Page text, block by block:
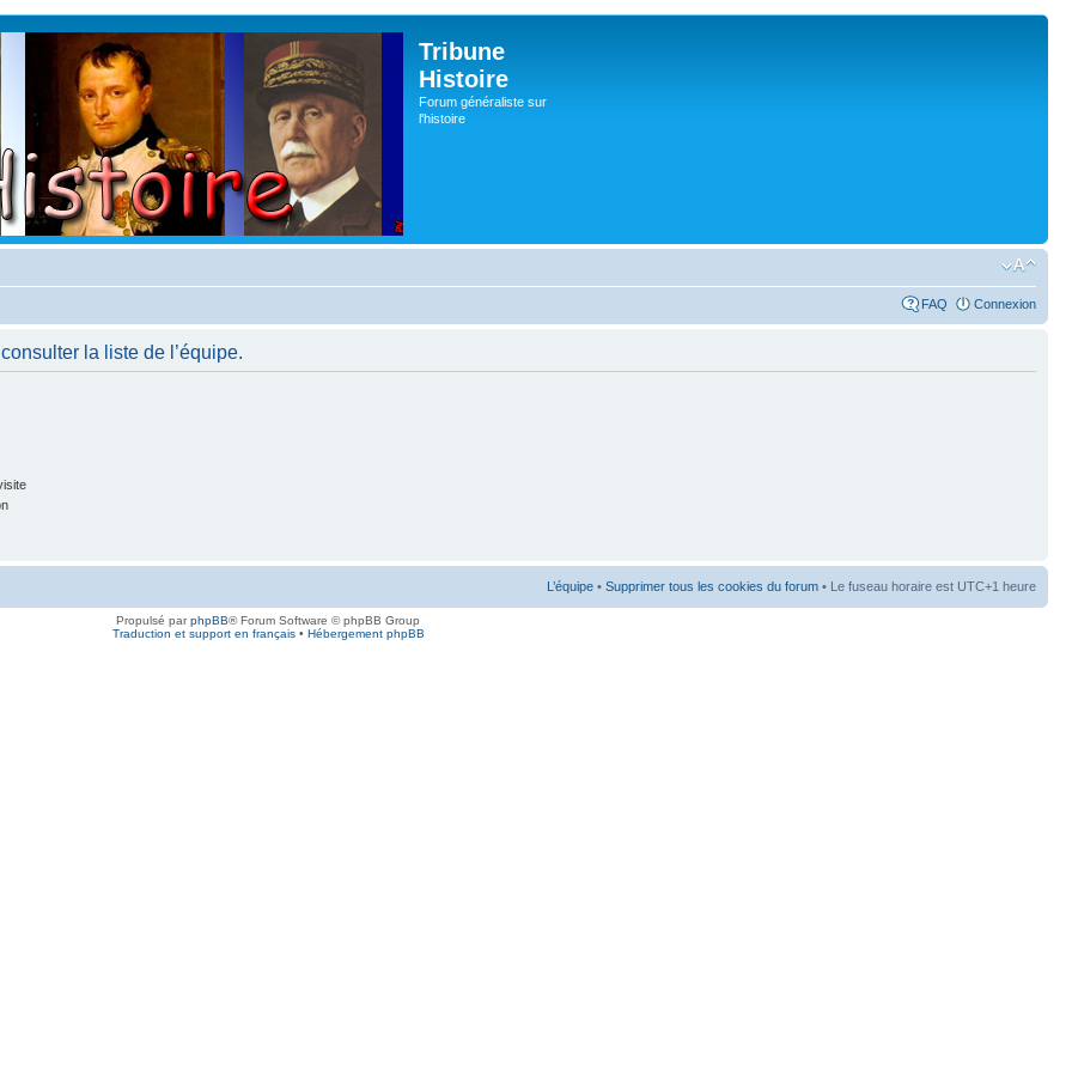
Tribune
Histoire
Forum généraliste sur
l'histoire
FAQ Connexion
la liste de l’équipe.
L’équipe • Supprimer tous les cookies du forum • Le fuseau horaire est UTC+1 heure
Propulsé parphpBB® Forum Software © phpBB Group
Traduction et support en français• Hébergement phpBB